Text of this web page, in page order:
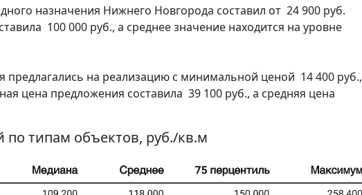
назначения Нижнего Новгорода составил от 24 900 руб.
100 000 руб., а среднее значение находится на уровне
на реализацию с минимальной ценой 14 400 руб.,
цена предложения составила 39 100 руб., а средняя цена
по типам объектов, руб./кв.м